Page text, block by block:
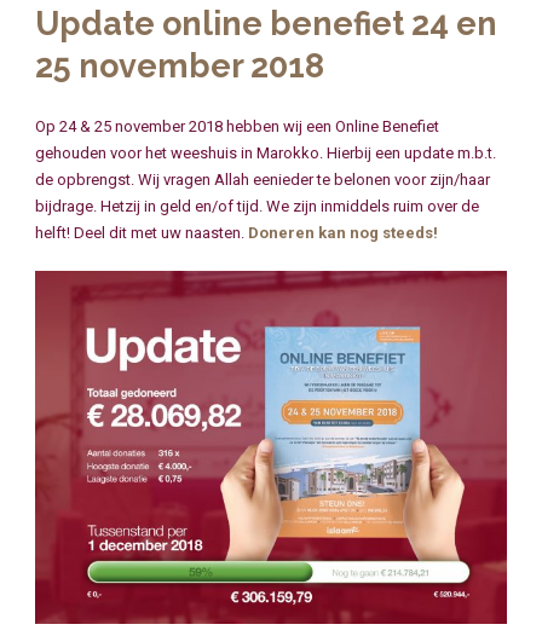
Update online benefiet 24 en
25 november 2018
Op 24 & 25 november 2018 hebben wij een Online Benefiet
gehouden voor het weeshuis in Marokko. Hierbij een update m.b.t.
de opbrengst. Wij vragen Allah eenieder te belonen voor zijn/haar
bijdrage. Hetzij in geld en/of tijd. We zijn inmiddels ruim over de
helft! Deel dit met uw naasten. Doneren kan nog steeds!